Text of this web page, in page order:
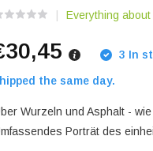
Everything
3 In
the same day.
Wurzeln und Asphalt -
Porträt des